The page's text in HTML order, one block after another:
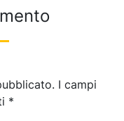
I campi
*